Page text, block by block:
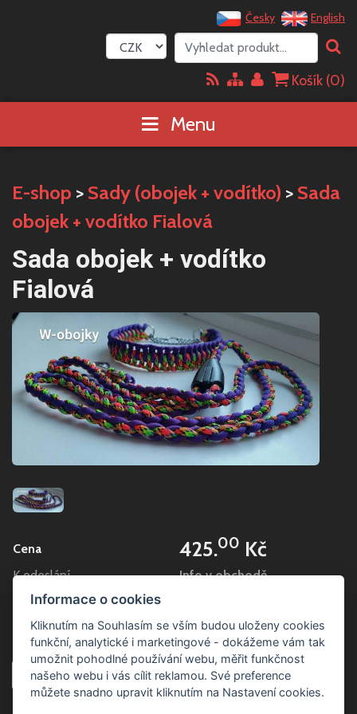
Česky English
Košík (0)
Menu
E-shop > Sady (obojek + vodítko) > Sada
obojek + vodítko Fialová
Sada obojek + vodítko
Fialová
Cena 425.00 Kč
K odeslání
Info v obchodě
Skladové číslo
Sdílet
ks
Informace o cookies
Kliknutím na Souhlasím se vším budou uloženy cookies
funkční, analytické i marketingové - dokážeme vám tak
umožnit pohodlné používání webu, měřit funkčnost
našeho webu i vás cílit reklamou. Své preference
můžete snadno upravit kliknutím na Nastavení cookies.